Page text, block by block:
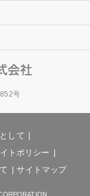
号
して
トポリシー
サイトマップ